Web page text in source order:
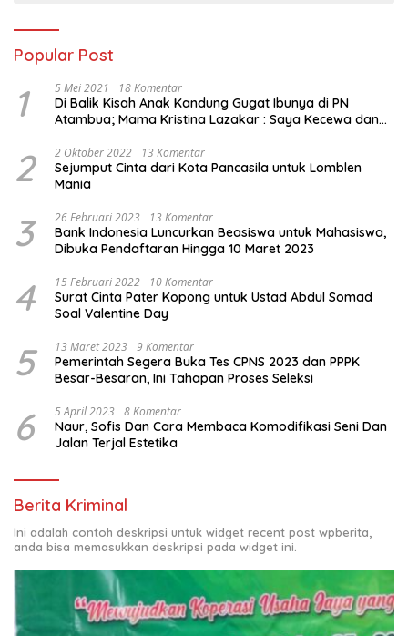
Popular Post
1 5 Mei 2021 18 Komentar
Di Balik Kisah Anak Kandung Gugat Ibunya di PN
Atambua; Mama Kristina Lazakar : Saya Kecewa dan
2 2 Oktober 2022 13 Komentar
Sejumput Cinta dari Kota Pancasila untuk Lomblen
Mania
3 26 Februari 2023 13 Komentar
Bank Indonesia Luncurkan Beasiswa untuk Mahasiswa,
Dibuka Pendaftaran Hingga 10 Maret 2023
4 15 Februari 2022 10 Komentar
Surat Cinta Pater Kopong untuk Ustad Abdul Somad
Soal Valentine Day
5 13 Maret 2023 9 Komentar
Pemerintah Segera Buka Tes CPNS 2023 dan PPPK
Besar-Besaran, Ini Tahapan Proses Seleksi
6 5 April 2023 8 Komentar
Naur, Sofis Dan Cara Membaca Komodifikasi Seni Dan
Jalan Terjal Estetika
Berita Kriminal
Ini adalah contoh deskripsi untuk widget recent post wpberita,
anda bisa memasukkan deskripsi pada widget ini.